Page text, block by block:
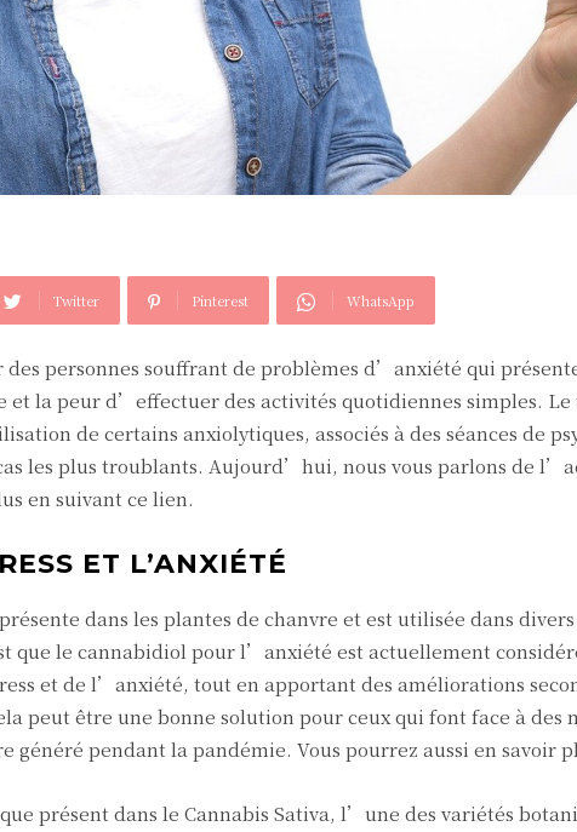
Twitter Pinterest WhatsApp
personnes souffrant de problèmes d’anxiété qui
la peur d’effectuer des activités quotidiennes simples.
de certains anxiolytiques, associés à des séances de
les plus troublants. Aujourd’hui, nous vous parlons de
en suivant ce lien.
ET L’ANXIÉTÉ
dans les plantes de chanvre et est utilisée dans
que le cannabidiol pour l’anxiété est actuellement
et de l’anxiété, tout en apportant des améliorations
peut être une bonne solution pour ceux qui font face à des
généré pendant la pandémie. Vous pourrez aussi en savoir
présent dans le Cannabis Sativa, l’une des variétés